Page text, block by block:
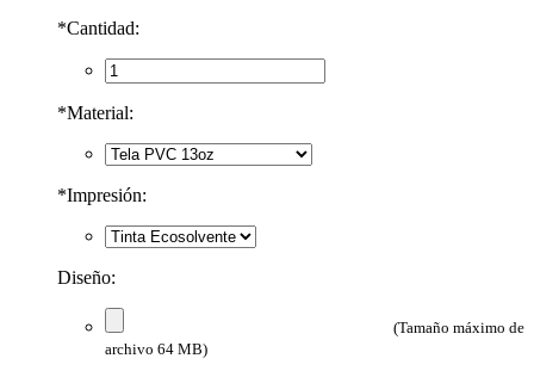
*Cantidad:
*Material:
*Impresión:
Diseño:
(Tamaño máximo de
archivo 64 MB)